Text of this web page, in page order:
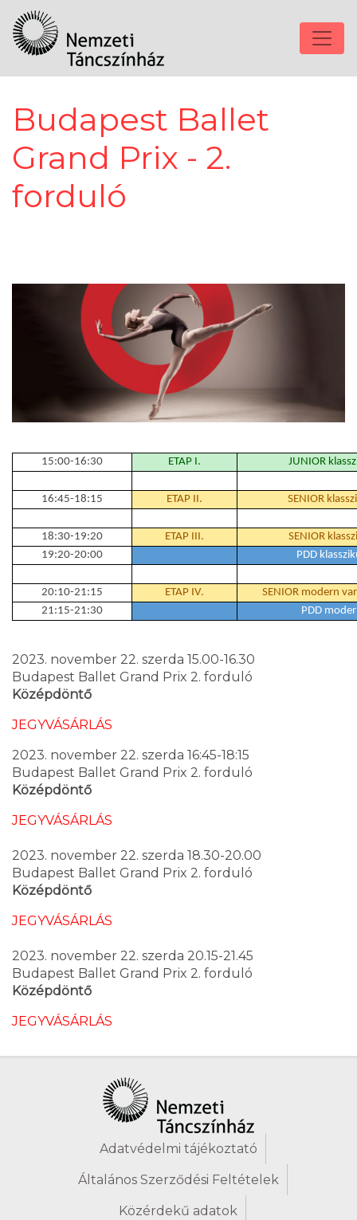
Budapest Ballet
Grand Prix - 2.
forduló
15:00-16:30 ETAP I. JUNIOR
16:45-18:15 ETAP II. SENIOR
18:30-19:20 ETAP III.
SENIOR
19:20-20:00
PDD
20:10-21:15 ETAP IV.
SENIOR modern
21:15-21:30
PDD
2023. november 22. szerda 15.00-16.30
Budapest Ballet Grand Prix 2. forduló
Középdöntő
JEGYVÁSÁRLÁS
2023. november 22. szerda 16:45-18:15
Budapest Ballet Grand Prix 2. forduló
Középdöntő
JEGYVÁSÁRLÁS
2023. november 22. szerda 18.30-20.00
Budapest Ballet Grand Prix 2. forduló
Középdöntő
JEGYVÁSÁRLÁS
2023. november 22. szerda 20.15-21.45
Budapest Ballet Grand Prix 2. forduló
Középdöntő
JEGYVÁSÁRLÁS
Adatvédelmi tájékoztató
Általános Szerződési Feltételek
Közérdekű adatok